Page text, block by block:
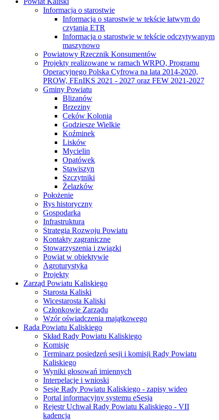
Informacja o starostwie
Informacja o starostwie w tekście łatwym do
czytania ETR
Informacja o starostwie w tekście odczytywanym
maszynowo
Powiatowy Rzecznik Konsumentów
Projekty realizowane w ramach WRPO, Programu
Operacyjnego Polska Cyfrowa na lata 2014-2020,
PROW, FEnIKS 2021 - 2027 oraz FEW 2021-2027
Gminy Powiatu
Blizanów
Brzeziny
Ceków Kolonia
Godziesze Wielkie
Koźminek
Lisków
Mycielin
Opatówek
Stawiszyn
Szczytniki
Żelazków
Położenie
Rys historyczny
Gospodarka
Infrastruktura
Strategia Rozwoju Powiatu
Kontakty zagraniczne
Stowarzyszenia i związki
Powiat w obiektywie
Agroturystyka
Projekty
Zarząd Powiatu Kaliskiego
Starosta Kaliski
Wicestarosta Kaliski
Członkowie Zarządu
Wzór oświadczenia majątkowego
Rada Powiatu Kaliskiego
Skład Rady Powiatu Kaliskiego
Komisje
Terminarz posiedzeń sesji i komisji Rady Powiatu
Kaliskiego
Wyniki głosowań imiennych
Interpelacje i wnioski
Sesje Rady Powiatu Kaliskiego - zapisy wideo
Portal informacyjny systemu eSesja
Rejestr Uchwał Rady Powiatu Kaliskiego - VII
kadencja